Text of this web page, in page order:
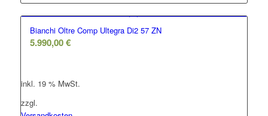
Bianchi Oltre Comp Ultegra Di2 57 ZN
5.990,00€
inkl. 19 % MwSt.
zzgl.